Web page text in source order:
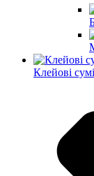
Клейові